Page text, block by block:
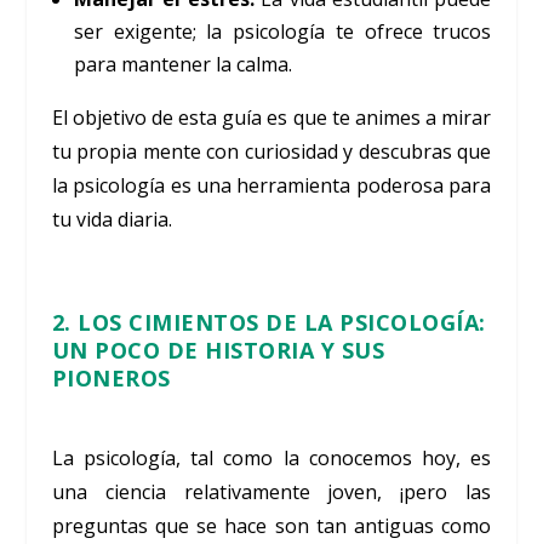
ser exigente; la psicología te ofrece trucos
para mantener la calma.
El objetivo de esta guía es que te animes a mirar
tu propia mente con curiosidad y descubras que
la psicología es una herramienta poderosa para
tu vida diaria.
2. LOS CIMIENTOS DE LA PSICOLOGÍA:
UN POCO DE HISTORIA Y SUS
PIONEROS
La psicología, tal como la conocemos hoy, es
una ciencia relativamente joven, ¡pero las
preguntas que se hace son tan antiguas como